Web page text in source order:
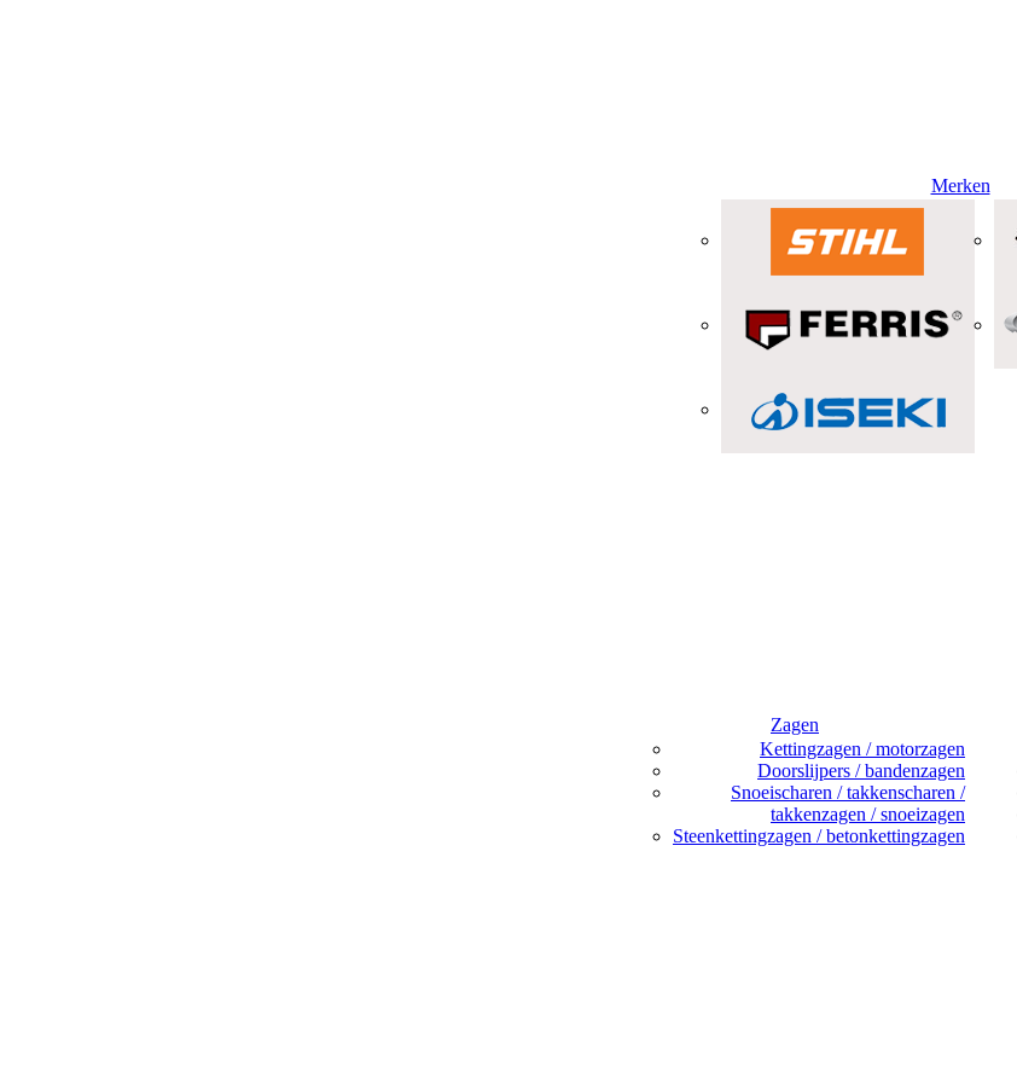
Merken
Zagen
Kettingzagen / motorzagen
Doorslijpers / bandenzagen
Snoeischaren / takkenscharen /
takkenzagen / snoeizagen
Steenkettingzagen / betonkettingzagen